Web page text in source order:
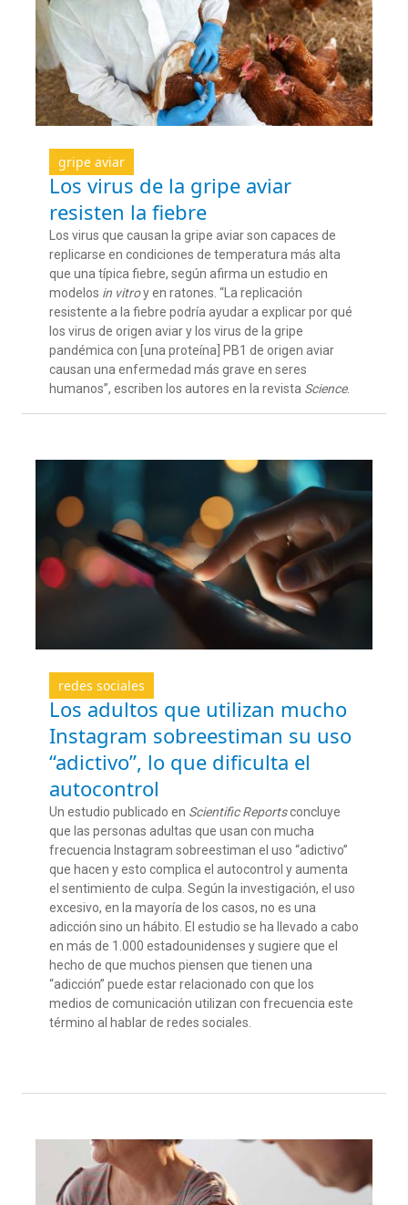
gripe aviar
Los virus de la gripe aviar
resisten la fiebre
Los virus que causan la gripe aviar son capaces de
replicarse en condiciones de temperatura más alta
que una típica fiebre, según afirma un estudio en
modelos in vitroy en ratones. “La replicación
resistente a la fiebre podría ayudar a explicar por qué
los virus de origen aviar y los virus de la gripe
pandémica con [una proteína] PB1 de origen aviar
causan una enfermedad más grave en seres
humanos”, escriben los autores en la revista Science.
redes sociales
Los adultos que utilizan mucho
Instagram sobreestiman su uso
“adictivo”, lo que dificulta el
autocontrol
Un estudio publicado en Scientific Reportsconcluye
que as personas adultas que usan con mucha
frecuencia Instagram sobreestiman el uso “adictivo”
que hacen yesto complica el autocontrol y aumenta
el sentimiento de culpa. Según la investigación, el uso
excesivo, en la mayoría de los casos, no es una
adicción sino un hábito El estudio se ha llevado a cabo
en más de 1.000 estadounidenses ysugiere que el
hecho de que muchos piensen que tienen una
“adicción” puede estarrelacionado con que los
medios de comunicación utilizan con frecuencia este
término al hablarde redes sociales.